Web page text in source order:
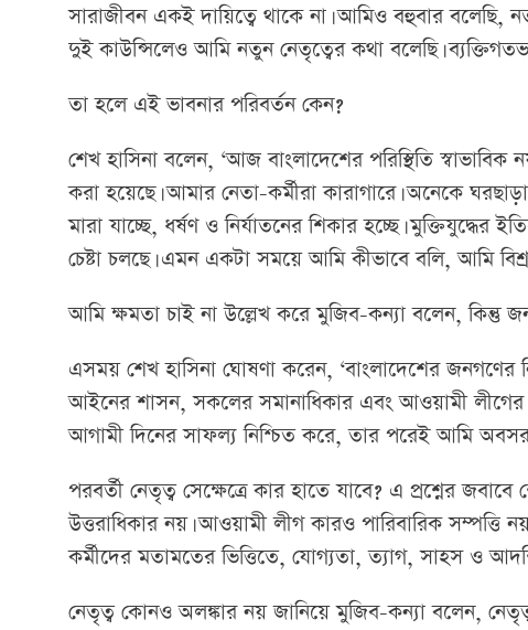
সারাজীবন একই দায়িত্বে থাকে না। আমিও বহুবার
দুই কাউন্সিলেও আমি নতুন নেতৃত্বের কথা বলেছি।
তা হলে এই ভাবনার পরিবর্তন কেন?
শেখ হাসিনা বলেন, ‘আজ বাংলাদেশের পরিস্থিতি
করা হয়েছে। আমার নেতা-কর্মীরা কারাগারে। অনেকে
মারা যাচ্ছে, ধর্ষণ ও নির্যাতনের শিকার হচ্ছে।
চেষ্টা চলছে। এমন একটা সময়ে আমি কীভাবে বলি, আমি
আমি ক্ষমতা চাই না উল্লেখ করে মুজিব-কন্যা বলেন, কিন্তু
এসময় শেখ হাসিনা ঘোষণা করেন, ‘বাংলাদেশের জনগণের
আইনের শাসন, সকলের সমানাধিকার এবং আওয়ামী লীগের
আগামী দিনের সাফল্য নিশ্চিত করে, তার পরেই আমি অবসর
পরবর্তী নেতৃত্ব সেক্ষেত্রে কার হাতে যাবে? এ প্রশ্নের
উত্তরাধিকার নয়। আওয়ামী লীগ কারও পারিবারিক সম্পত্তি
কর্মীদের মতামতের ভিত্তিতে, যোগ্যতা, ত্যাগ, সাহস ও
নেতৃত্ব কোনও অলঙ্কার নয় জানিয়ে মুজিব-কন্যা বলেন,